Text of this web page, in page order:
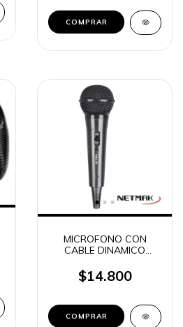
MICROFONO CON
CABLE DINAMICO
$14.800